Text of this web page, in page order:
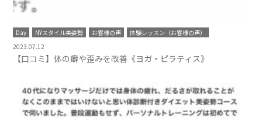
Day NYスタイル美姿勢 お客様の声
体験レッスン（お客様の声）
2023.07.12
【口コミ】体の癖や歪みを改善《ヨガ・ピラティス》